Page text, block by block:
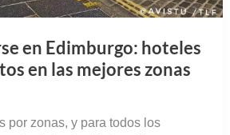
en Edimburgo: hoteles
en las mejores zonas
por zonas, y para todos los